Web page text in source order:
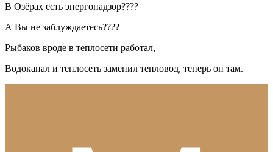
В Озёрах есть энергонадзор????
А Вы не заблуждаетесь????
Рыбаков вроде в теплосети работал,
Водоканал и теплосеть заменил тепловод, теперь он там.